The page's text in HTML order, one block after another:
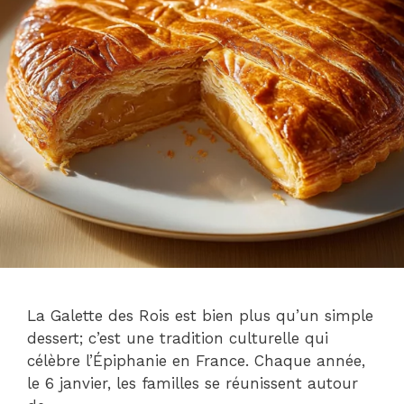
La Galette des Rois est bien plus qu’un simple
dessert; c’est une tradition culturelle qui
célèbre l’Épiphanie en France. Chaque année,
le 6 janvier, les familles se réunissent autour